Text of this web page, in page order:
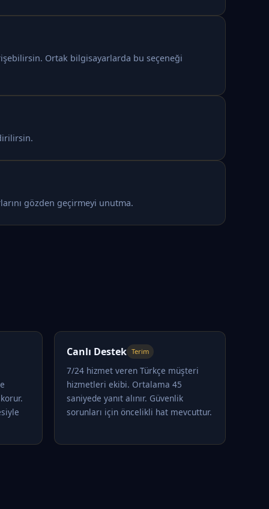
Ortak bilgisayarlarda bu seçeneği
gözden geçirmeyi unutma.
Canlı Destek Terim
7/24 hizmet veren Türkçe müşteri
hizmetleri ekibi. Ortalama 45
saniyede yanıt alınır. Güvenlik
sorunları için öncelikli hat mevcuttur.